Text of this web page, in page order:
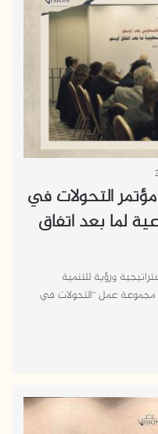
التحولات في
لما بعد اتفاق
ورؤية للتنمية
مجموعة عمل “التحولات في